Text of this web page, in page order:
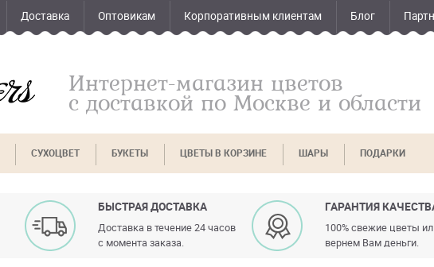
Доставка Оптовикам Корпоративным клиентам Блог
Интернет-магазин цветов
с доставкой по Москве и области
СУХОЦВЕТ БУКЕТЫ ЦВЕТЫ В КОРЗИНЕ ШАРЫ ПОДАРКИ
БЫСТРАЯ ДОСТАВКА
Доставка в течение 24 часов
с момента заказа.
ГАРАНТИЯ
100% свежие цветы
вернем Вам деньги.